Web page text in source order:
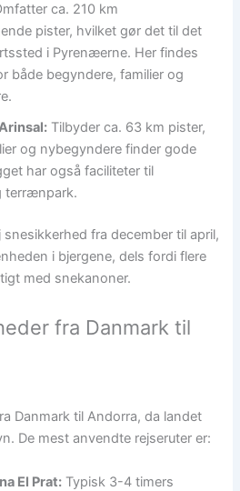
ca. 210 km
pister, hvilket gør det til det
i Pyrenæerne. Her findes
både begyndere, familier og
Tilbyder ca. 63 km pister,
og nybegyndere finder gode
har også faciliteter til
terrænpark.
fra december til april,
i bjergene, dels fordi flere
med snekanoner.
fra Danmark til
Danmark til Andorra, da landet
De mest anvendte rejseruter er:
El Prat: Typisk 3-4 timers